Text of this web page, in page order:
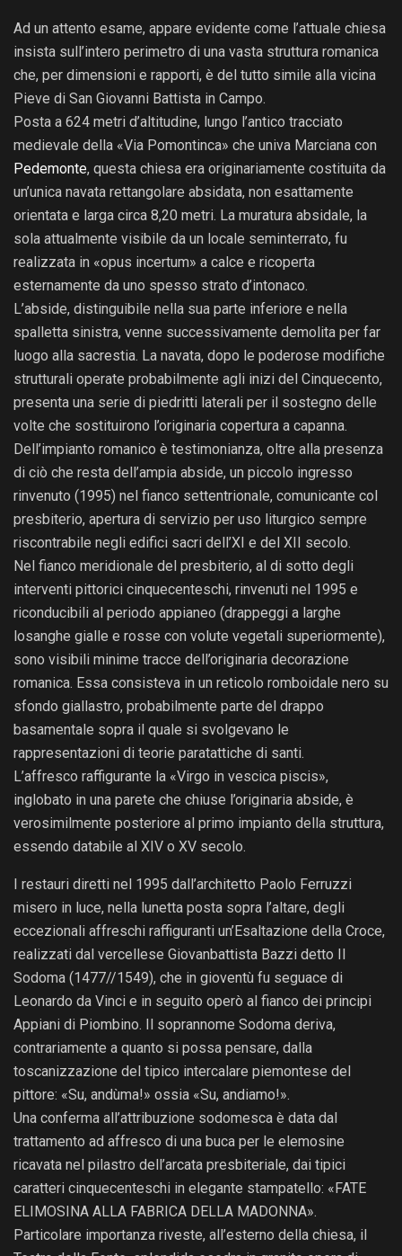
Ad un attento esame, appare evidente come l’attuale chiesa
insista sull’intero perimetro di una vasta struttura romanica
che, per dimensioni e rapporti, è del tutto simile alla vicina
Pieve di San Giovanni Battista in Campo.
Posta a 624 metri d’altitudine, lungo l’antico tracciato
medievale della «Via Pomontinca» che univa Marciana con
Pedemonte, questa chiesa era originariamente costituita da
un’unica navata rettangolare absidata, non esattamente
orientata e larga circa 8,20 metri. La muratura absidale, la
sola attualmente visibile da un locale seminterrato, fu
realizzata in «opus incertum» a calce e ricoperta
esternamente da uno spesso strato d’intonaco.
L’abside, distinguibile nella sua parte inferiore e nella
spalletta sinistra, venne successivamente demolita per far
luogo alla sacrestia. La navata, dopo le poderose modifiche
strutturali operate probabilmente agli inizi del Cinquecento,
presenta una serie di piedritti laterali per il sostegno delle
volte che sostituirono l’originaria copertura a capanna.
Dell’impianto romanico è testimonianza, oltre alla presenza
di ciò che resta dell’ampia abside, un piccolo ingresso
rinvenuto (1995) nel fianco settentrionale, comunicante col
presbiterio, apertura di servizio per uso liturgico sempre
riscontrabile negli edifici sacri dell’XI e del XII secolo.
Nel fianco meridionale del presbiterio, al di sotto degli
interventi pittorici cinquecenteschi, rinvenuti nel 1995 e
riconducibili al periodo appianeo (drappeggi a larghe
losanghe gialle e rosse con volute vegetali superiormente),
sono visibili minime tracce dell’originaria decorazione
romanica. Essa consisteva in un reticolo romboidale nero su
sfondo giallastro, probabilmente parte del drappo
basamentale sopra il quale si svolgevano le
rappresentazioni di teorie paratattiche di santi.
L’affresco raffigurante la «Virgo in vescica piscis»,
inglobato in una parete che chiuse l’originaria abside, è
verosimilmente posteriore al primo impianto della struttura,
essendo databile al XIV o XV secolo.
I restauri diretti nel 1995 dall’architetto Paolo Ferruzzi
misero in luce, nella lunetta posta sopra l’altare, degli
eccezionali affreschi raffiguranti un’Esaltazione della Croce,
realizzati dal vercellese Giovanbattista Bazzi detto Il
Sodoma (1477//1549), che in gioventù fu seguace di
Leonardo da Vinci e in seguito operò al fianco dei principi
Appiani di Piombino. Il soprannome Sodoma deriva,
contrariamente a quanto si possa pensare, dalla
toscanizzazione del tipico intercalare piemontese del
pittore: «Su, andùma!» ossia «Su, andiamo!».
Una conferma all’attribuzione sodomesca è data dal
trattamento ad affresco di una buca per le elemosine
ricavata nel pilastro dell’arcata presbiteriale, dai tipici
caratteri cinquecenteschi in elegante stampatello: «FATE
ELIMOSINA ALLA FABRICA DELLA MADONNA».
Particolare importanza riveste, all’esterno della chiesa, il